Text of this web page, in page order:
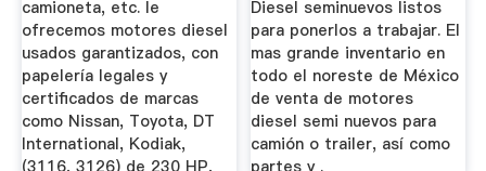
camioneta, etc. le
ofrecemos motores diesel
usados garantizados, con
papelería legales y
certificados de marcas
como Nissan, Toyota, DT
International, Kodiak,
(3116, 3126) de 230 HP,
Diesel seminuevos listos
para ponerlos a trabajar. El
mas grande inventario en
todo el noreste de México
de venta de motores
diesel semi nuevos para
camión o trailer, así como
partes y .